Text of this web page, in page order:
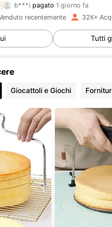
b***i pagato 1 giorno fa
3.7K Follower
4.91
4.91 3.7K Follower
4.91 3.7K Follower
4.91 3.7K Follower
recentemente 32K+
Tutti
Giocattoli e Giochi